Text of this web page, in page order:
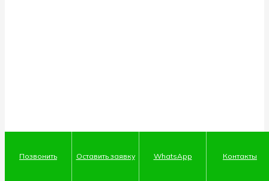
Позвонить Оставить заявку WhatsApp Контакты